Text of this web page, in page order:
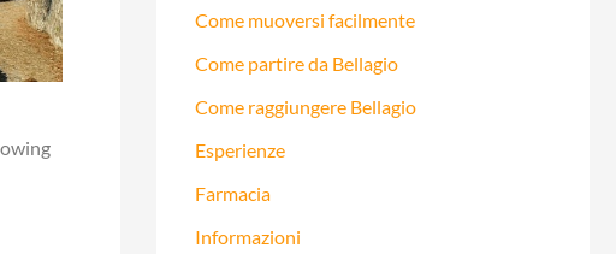
Come muoversi facilmente
Come partire da Bellagio
Come raggiungere Bellagio
Esperienze
Farmacia
Informazioni